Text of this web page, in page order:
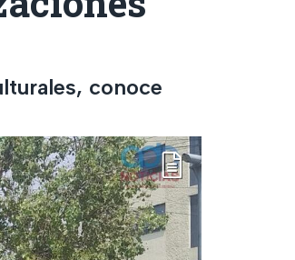
conoce